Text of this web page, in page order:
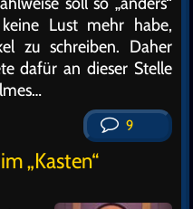
Lust mehr habe,
zu schreiben. Daher
dafür an dieser Stelle
9
„Kasten“